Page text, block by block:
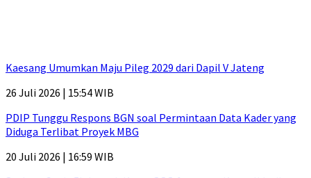
Kaesang Umumkan Maju Pileg 2029 dari Dapil V Jateng
26 Juli 2026 | 15:54 WIB
PDIP Tunggu Respons BGN soal Permintaan Data Kader yang
Diduga Terlibat Proyek MBG
20 Juli 2026 | 16:59 WIB